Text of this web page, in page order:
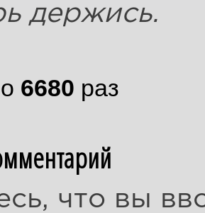
держись.
6680 раз
что вы